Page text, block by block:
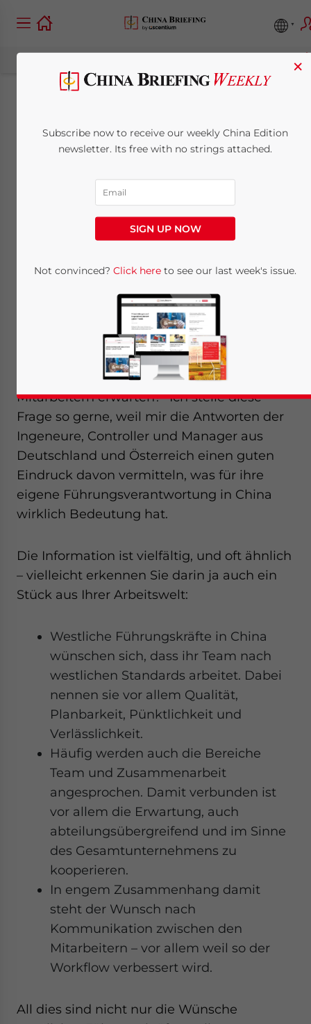
in China (Teil 1/5)
Posted byChina Briefing
minutes
Was westliche Führungskräfte in China
bedeutet
Von Martin Brandstötter
22. Juni – „Was sind für Sie die wichtigsten
Leistungen, die Sie von Ihren chinesischen
Mitarbeitern erwarten?“ Ich stelle diese
Frage so gerne, weil mir die Antworten der
Ingeneure, Controller und Manager aus
Deutschland und Österreich einen guten
Eindruck davon vermitteln, was für ihre
eigene Führungsverantwortung in China
wirklich Bedeutung hat.
Die Information ist vielfältig, und oft ähnlich
– vielleicht erkennen Sie darin ja auch ein
Stück aus Ihrer Arbeitswelt:
Westliche Führungskräfte in China
wünschen sich, dass ihr Team nach
westlichen Standards arbeitet. Dabei
nennen sie vor allem Qualität,
Planbarkeit, Pünktlichkeit und
Verlässlichkeit.
Häufig werden auch die Bereiche
Team und Zusammenarbeit
angesprochen. Damit verbunden ist
vor allem die Erwartung, auch
abteilungsübergreifend und im Sinne
des Gesamtunternehmens zu
kooperieren.
In engem Zusammenhang damit
steht der Wunsch nach
Kommunikation zwischen den
Mitarbeitern – vor allem weil so der
Workflow verbessert wird.
All dies sind nicht nur die Wünsche
×
Subscribe now to receive our weekly China Edition
newsletter. Its free with no strings attached.
SIGN UP NOW
Not convinced?Click here to see our last week's issue.
Asia!
- case sensitive